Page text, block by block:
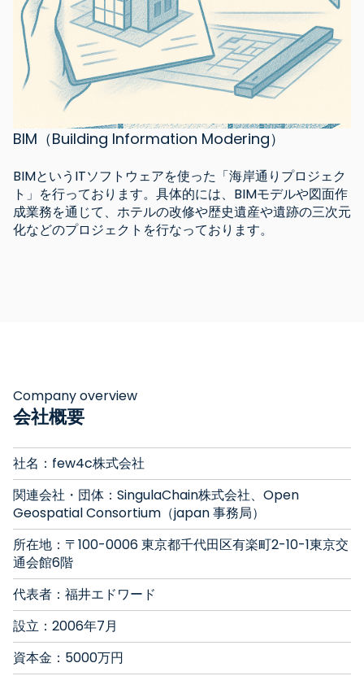
BIM（Building Information Modering）
BIMというITソフトウェアを使った「海岸通りプロジェク
ト」を行っております。具体的には、BIMモデルや図面作
成業務を通じて、ホテルの改修や歴史遺産や遺跡の三次元
化などのプロジェクトを行なっております。
Company overview
会社概要
社名：few4c株式会社
関連会社・団体：SingulaChain株式会社、Open
Geospatial Consortium（japan 事務局）
所在地： 〒100-0006 東京都千代田区有楽町2-10-1東京交
通会館6階
代表者：福井エドワード
設立：2006年7月
資本金：5000万円